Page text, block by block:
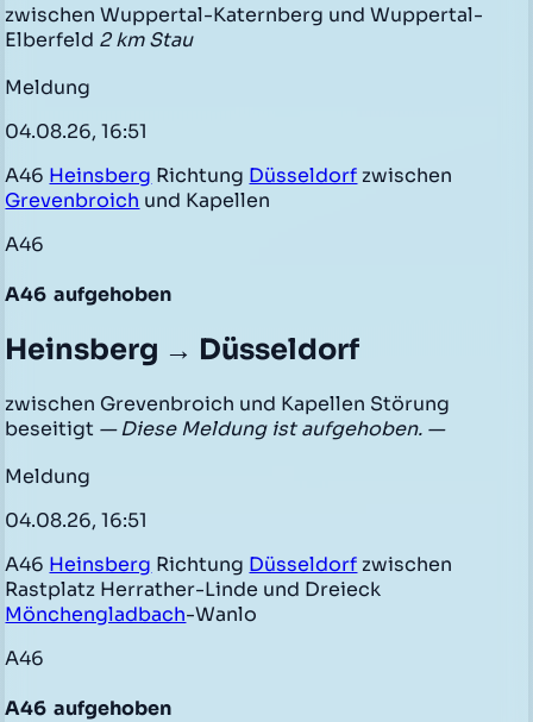
zwischen Wuppertal-Katernberg und Wuppertal-
Elberfeld 2 km Stau
Meldung
04.08.26, 16:51
A46 Heinsberg Richtung Düsseldorf zwischen
Grevenbroich und Kapellen
A46
A46 aufgehoben
Heinsberg → Düsseldorf
zwischen Grevenbroich und Kapellen Störung
beseitigt — Diese Meldung ist aufgehoben. —
Meldung
04.08.26, 16:51
A46 Heinsberg Richtung Düsseldorf zwischen
Rastplatz Herrather-Linde und Dreieck
Mönchengladbach-Wanlo
A46
A46 aufgehoben